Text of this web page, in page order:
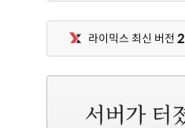
라이믹스 최신 버전